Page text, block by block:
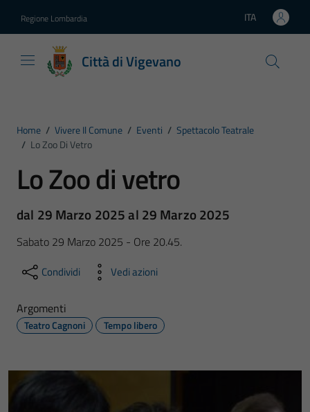
Regione Lombardia Lingua attiva:
ITA
Città di Vigevano
Home / Vivere Il Comune / Eventi / Spettacolo Teatrale
/ Lo Zoo Di Vetro
Lo Zoo di vetro
dal 29 Marzo 2025 al 29 Marzo 2025
Sabato 29 Marzo 2025 - Ore 20.45.
Condividi Vedi azioni
Argomenti
Teatro Cagnoni Tempo libero